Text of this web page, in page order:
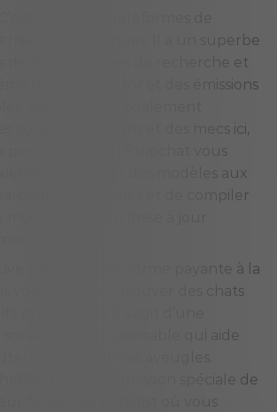
mieux entretenues. Il a un superbe
de 150 catégories de recherche et
des caméras VR et des émissions
Vous pouvez également
couples, des trans et des mecs ici,
profils détaillés ! Stripchat vous
d’ajouter des modèles aux
les fétiches et de compiler
modèles de tom (mise à jour
est une plate-forme payante à la
vous pouvez y trouver des chats
et premium. Il s’agit d’une
responsable qui aide
les personnes aveugles.
est leur émission spéciale de
format de podcast où vous